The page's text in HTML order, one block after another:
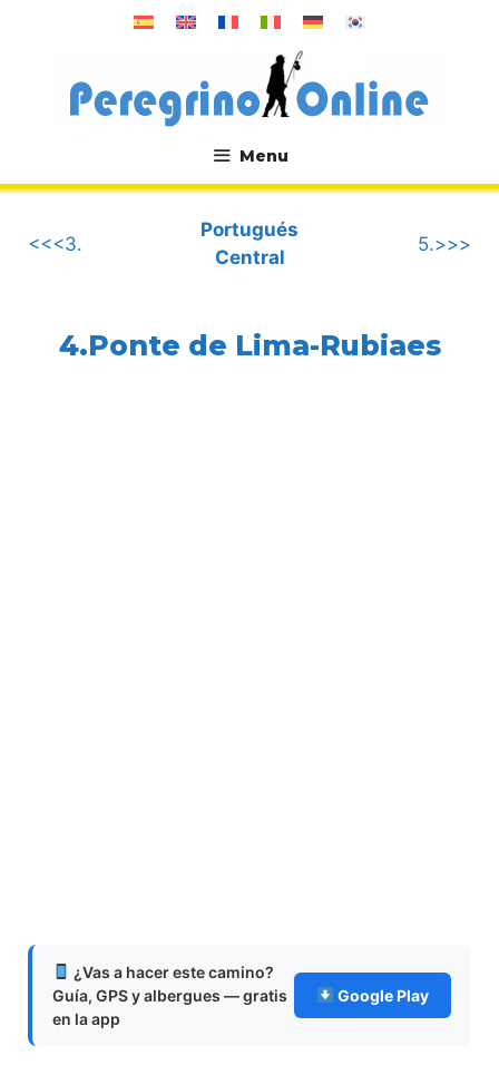
Menu
.
<<<3.
Portugués
Central
5.>>>
4.Ponte de Lima-Rubiaes
¿Vas a hacer este camino?
Guía, GPS y albergues — gratis
en la app
Google Play